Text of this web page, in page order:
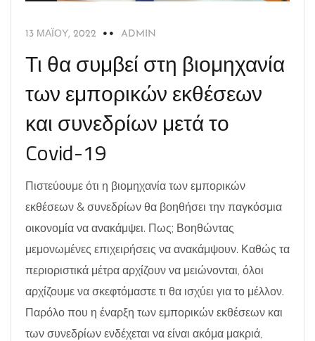
13 ΜΑΪ́ΟΥ, 2022 ADMIN
Τι θα συμβεί στη βιομηχανία
των εμπορικών εκθέσεων
και συνεδρίων μετά το
Covid-19
Πιστεύουμε ότι η βιομηχανία των εμπορικών
εκθέσεων & συνεδρίων θα βοηθήσει την παγκόσμια
οικονομία να ανακάμψει. Πως; Βοηθώντας
μεμονωμένες επιχειρήσεις να ανακάμψουν. Καθώς τα
περιοριστικά μέτρα αρχίζουν να μειώνονται, όλοι
αρχίζουμε να σκεφτόμαστε τι θα ισχύει για το μέλλον.
Παρόλο που η έναρξη των εμπορικών εκθέσεων και
των συνεδρίων ενδέχεται να είναι ακόμα μακριά,